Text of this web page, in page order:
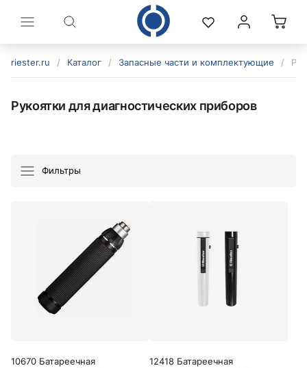
riester.ru / Каталог / Запасные части и комплектующие /
Рукоятки для диагностических приборов
Фильтры
10670 Батареечная
12418 Батареечная
политикой конфиденциальности